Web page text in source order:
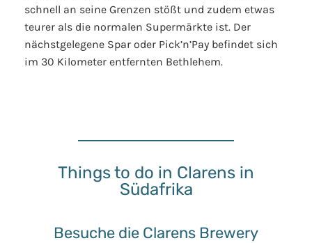
schnell an seine Grenzen stößt und zudem etwas
teurer als die normalen Supermärkte ist. Der
nächstgelegene Spar oder Pick’n’Pay befindet sich
im 30 Kilometer entfernten Bethlehem.
Things to do in Clarens in
Südafrika
Besuche die Clarens Brewery